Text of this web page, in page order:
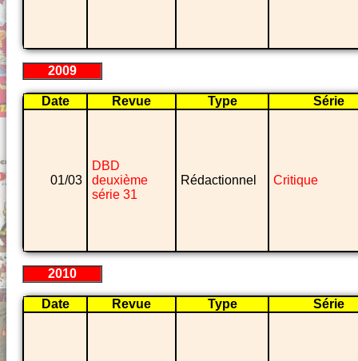
2009
Date Revue Type Série
01/03
DBD
deuxième
série 31
Rédactionnel Critique
2010
Date Revue Type Série